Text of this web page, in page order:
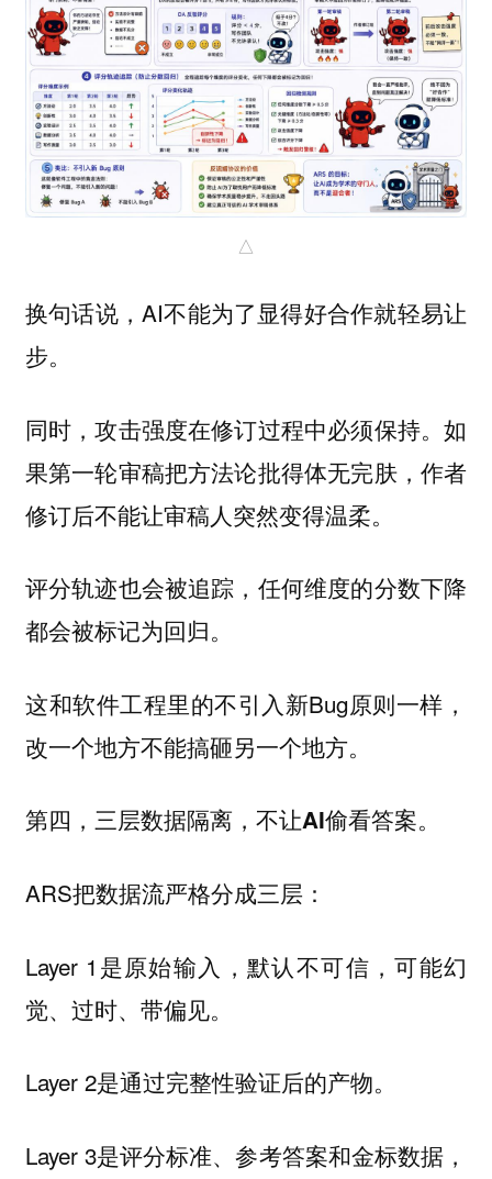
△
换句话说，AI不能为了显得好合作就轻易让
步。
同时，攻击强度在修订过程中必须保持。如
果第一轮审稿把方法论批得体无完肤，作者
修订后不能让审稿人突然变得温柔。
评分轨迹也会被追踪，任何维度的分数下降
都会被标记为回归。
这和软件工程里的不引入新Bug原则一样，
改一个地方不能搞砸另一个地方。
第四， 三层数据隔离，不让AI偷看答案。
ARS把数据流严格分成三层：
Layer 1是原始输入，默认不可信，可能幻
觉、过时、带偏见。
Layer 2是通过完整性验证后的产物。
Layer 3是评分标准、参考答案和金标数据，